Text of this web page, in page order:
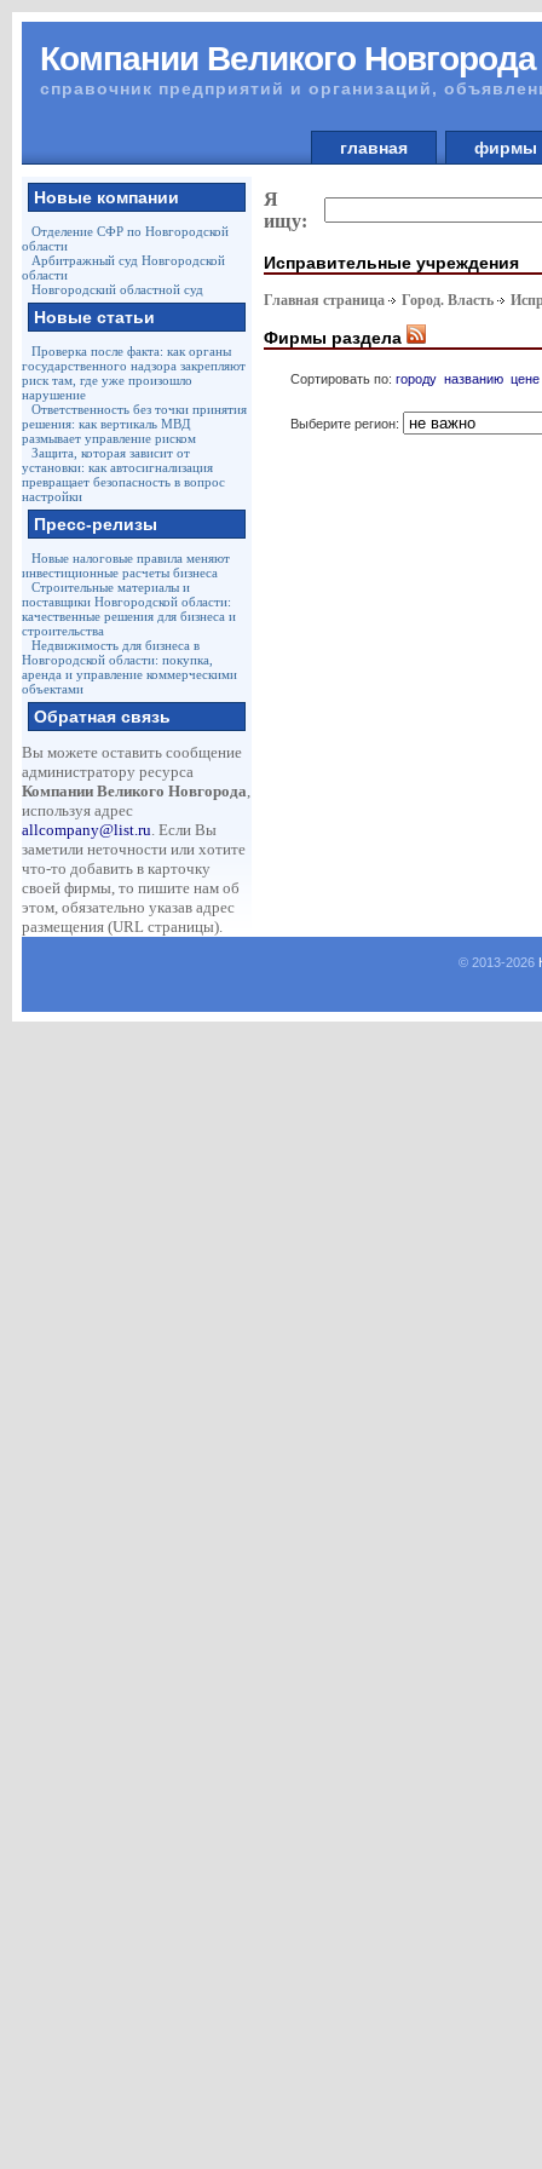
Компании Великого Новгорода
справочник предприятий и организаций,
главная
Новые компании
Отделение СФР по Новгородской
области
Арбитражный суд Новгородской
области
Новгородский областной суд
Новые статьи
Проверка после факта: как органы
государственного надзора закрепляют
риск там, где уже произошло
нарушение
Ответственность без точки принятия
решения: как вертикаль МВД
размывает управление риском
Защита, которая зависит от
установки: как автосигнализация
превращает безопасность в вопрос
настройки
Пресс-релизы
Новые налоговые правила меняют
инвестиционные расчеты бизнеса
Строительные материалы и
поставщики Новгородской области:
качественные решения для бизнеса и
строительства
Недвижимость для бизнеса в
Новгородской области: покупка,
аренда и управление коммерческими
объектами
Обратная связь
Вы можете оставить сообщение
администратору ресурса
Компании Великого Новгорода,
используя адрес
allcompany@list.ru. Если Вы
заметили неточности или хотите
что-то добавить в карточку
своей фирмы, то пишите нам об
этом, обязательно указав адрес
размещения (URL страницы).
Я
ищу:
Исправительные учреждения
Главная страница Город. Власть
Фирмы раздела
Сортировать по: городу названию цене
Выберите регион:
© 2013-2026